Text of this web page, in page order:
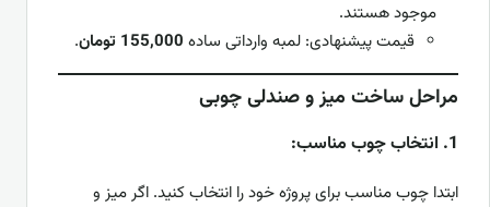
موجود هستند.
قیمت پیشنهادی: لمبه وارداتی ساده 155,000 تومان .
مراحل ساخت میز و صندلی چوبی
1. انتخاب چوب مناسب:
ابتدا چوب مناسب برای پروژه خود را انتخاب کنید. اگر میز و